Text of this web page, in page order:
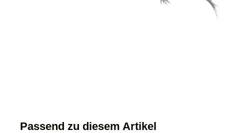
Passend zu diesem Artikel